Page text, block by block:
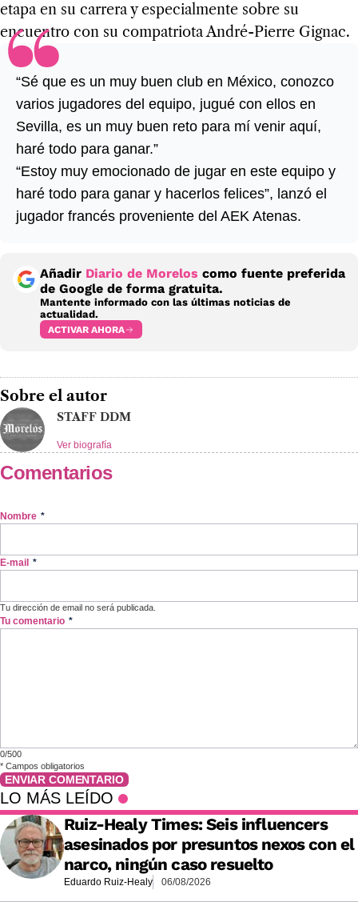
etapa en su carrera y especialmente sobre su
encuentro con su compatriota André-Pierre Gignac.
“Sé que es un muy buen club en México, conozco
varios jugadores del equipo, jugué con ellos en
Sevilla, es un muy buen reto para mí venir aquí,
haré todo para ganar.”
“Estoy muy emocionado de jugar en este equipo y
haré todo para ganar y hacerlos felices”, lanzó el
jugador francés proveniente del AEK Atenas.
Añadir Diario de Morelos como fuente preferida
de Google de forma gratuita.
Mantente informado con las últimas noticias de
actualidad.
ACTIVAR AHORA
Sobre el autor
STAFF DDM
Ver biografía
Comentarios
Nombre *
E-mail *
Tu dirección de email no será publicada.
Tu comentario *
0/500
* Campos obligatorios
ENVIAR COMENTARIO
LO MÁS LEÍDO
Ruiz-Healy Times: Seis influencers
asesinados por presuntos nexos con el
narco, ningún caso resuelto
Eduardo Ruiz-Healy 06/08/2026